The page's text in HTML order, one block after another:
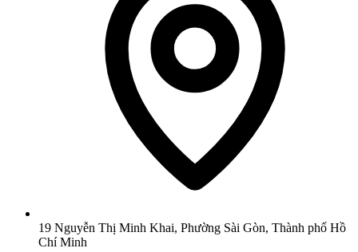
19 Nguyễn Thị Minh Khai, Phường Sài Gòn, Thành phố Hồ
Chí Minh